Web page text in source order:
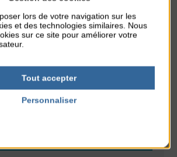
lors de votre navigation sur les
et des technologies similaires. Nous
sur ce site pour améliorer votre
Tout accepter
Personnaliser